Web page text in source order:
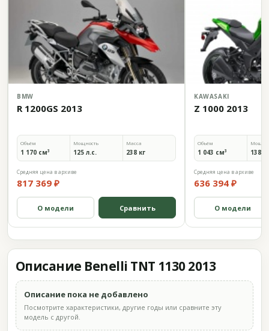
BMW
R 1200GS 2013
Объём
1 170 см³
Мощность
125 л.с.
Масса
238 кг
Средняя цена в архиве
817 369 ₽
О модели Сравнить
KAWASAKI
Z 1000 2013
Объём
1 043 см³ 138
Средняя цена в архиве
636 394 ₽
О модели
Описание Benelli TNT 1130 2013
Описание пока не добавлено
Посмотрите характеристики, другие годы или сравните эту
модель с другой.